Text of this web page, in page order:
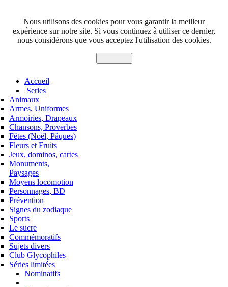
Nous utilisons des cookies pour vous garantir la meilleur
expérience sur notre site. Si vous continuez à utiliser ce dernier,
nous considérons que vous acceptez l'utilisation des cookies.
Accueil
Series
Animaux
Armes, Uniformes
Armoiries, Drapeaux
Chansons, Proverbes
Fêtes (Noël, Pâques)
Fleurs et Fruits
Jeux, dominos, cartes
Monuments,
Paysages
Moyens locomotion
Personnages, BD
Prévention
Signes du zodiaque
Sports
Le sucre
Commémoratifs
Sujets divers
Club Glycophiles
Séries limitées
Nominatifs